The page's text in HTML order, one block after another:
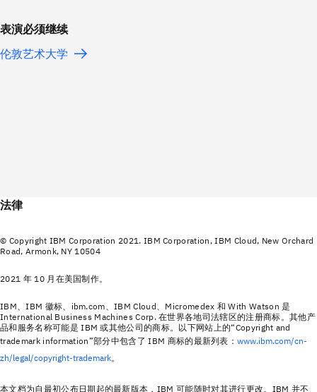
表演必须继续
伦敦艺术大学
法律
© Copyright IBM Corporation 2021. IBM Corporation, IBM Cloud, New Orchard
Road, Armonk, NY 10504
2021 年 10 月在美国制作。
IBM、IBM 徽标、ibm.com、IBM Cloud、Micromedex 和 With Watson 是
International Business Machines Corp. 在世界各地司法辖区的注册商标。其他产
品和服务名称可能是 IBM 或其他公司的商标。以下网站上的“Copyright and
trademark information”部分中包含了 IBM 商标的最新列表：www.ibm.com/cn-
zh/legal/copyright-trademark。
本文档为自最初公布日期起的最新版本，IBM 可能随时对其进行更改。IBM 并不